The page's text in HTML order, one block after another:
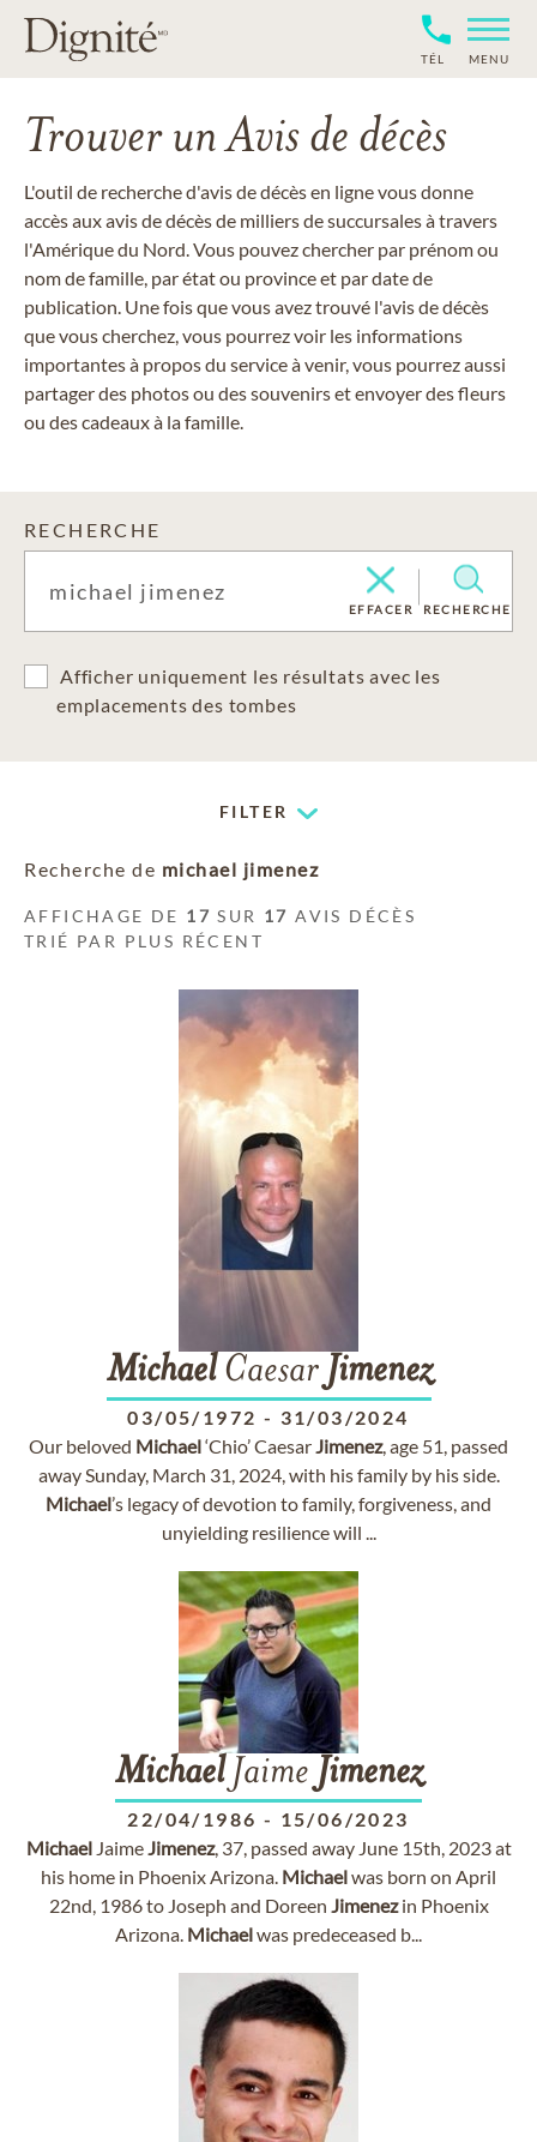
TÉL MENU
Trouver un Avis de décès
L'outil de recherche d'avis de décès en ligne vous donne
accès aux avis de décès de milliers de succursales à travers
l'Amérique du Nord. Vous pouvez chercher par prénom ou
nom de famille, par état ou province et par date de
publication. Une fois que vous avez trouvé l'avis de décès
que vous cherchez, vous pourrez voir les informations
importantes à propos du service à venir, vous pourrez aussi
partager des photos ou des souvenirs et envoyer des fleurs
ou des cadeaux à la famille.
RECHERCHE
EFFACER RECHERCHE
Afficher uniquement les résultats avec les
emplacements des tombes
FILTER
Recherche de michael jimenez
AFFICHAGE DE 17 SUR 17 AVIS DÉCÈS
TRIÉ PAR PLUS RÉCENT
MichaelCaesar Jimenez
03/05/1972 - 31/03/2024
Our beloved Michael‘Chio’ CaesarJimenez, age 51, passed
away Sunday, March 31, 2024, with his family by his side.
Michael’s legacy of devotion to family, forgiveness, and
unyielding resilience will ...
MichaelJaime Jimenez
22/04/1986 - 15/06/2023
MichaelJaimeJimenez, 37, passed away June 15th, 2023 at
his home in Phoenix Arizona. Michaelwas born on April
22nd, 1986 to Joseph and Doreen Jimenezin Phoenix
Arizona. Michaelwas predeceased b...